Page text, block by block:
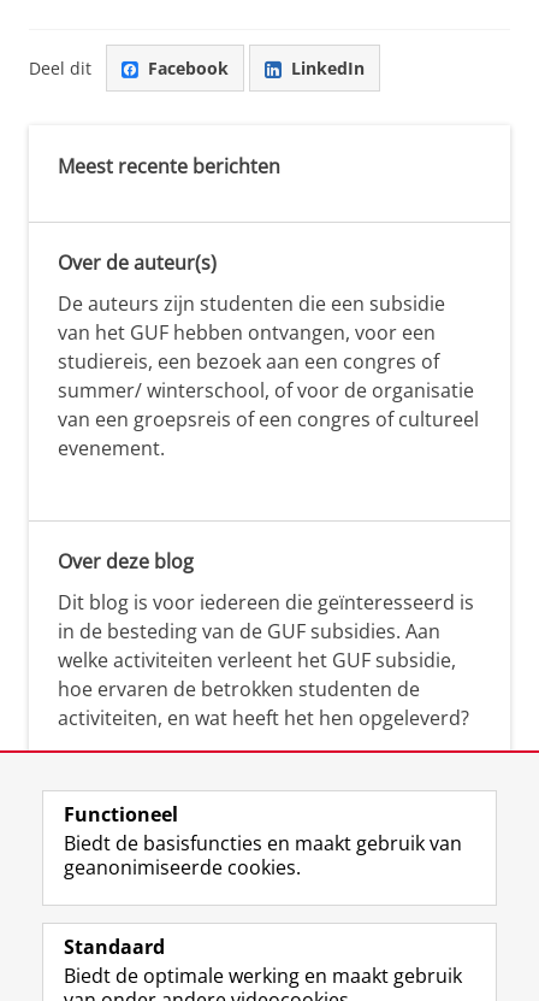
Deel dit Facebook LinkedIn
Meest recente berichten
Over de auteur(s)
De auteurs zijn studenten die een subsidie
van het GUF hebben ontvangen, voor een
studiereis, een bezoek aan een congres of
summer/ winterschool, of voor de organisatie
van een groepsreis of een congres of cultureel
evenement.
Over deze blog
Dit blog is voor iedereen die geïnteresseerd is
in de besteding van de GUF subsidies. Aan
welke activiteiten verleent het GUF subsidie,
hoe ervaren de betrokken studenten de
activiteiten, en wat heeft het hen opgeleverd?
Volg de RUG
F
a
e
L
i
k
R
S
-
I
n
t
Y
o
T
Studiekiezers
Functioneel
Biedt de basisfuncties en maakt gebruik van
geanonimiseerde cookies.
Standaard
Biedt de optimale werking en maakt gebruik